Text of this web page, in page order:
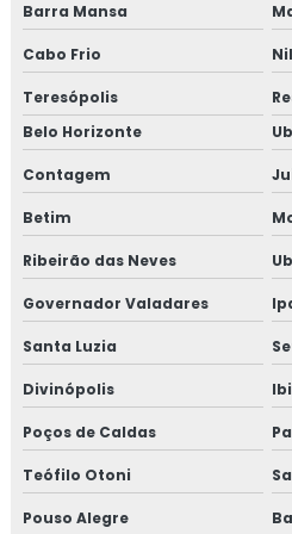
Manutenção de elevadores em
Manutenção de elevadores bh
Mobilização de pessoal e
Orçamento ltcat
Orçamento pcmso
Orçamento pgr
Orçamento projeto de
Pcmso preço
Pcmso programa de controle
Barra Mansa
Cabo Frio
Teresópolis
Belo Horizonte
Contagem
Betim
Ribeirão das Neves
Governador Valadares
Santa Luzia
Divinópolis
Poços de Caldas
Teófilo Otoni
Pouso Alegre